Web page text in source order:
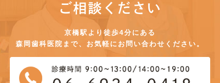
ご相談ください
京橋駅より徒歩4分にある
森岡歯科医院まで、お気軽にお問い合わせください。